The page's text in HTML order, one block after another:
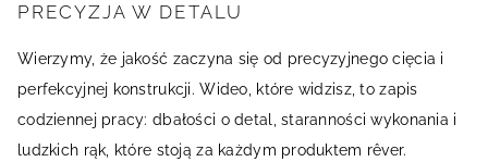
PRECYZJA W DETALU
Wierzymy, że jakość zaczyna się od precyzyjnego cięcia i
perfekcyjnej konstrukcji. Wideo, które widzisz, to zapis
codziennej pracy: dbałości o detal, staranności wykonania i
ludzkich rąk, które stoją za każdym produktem rêver.